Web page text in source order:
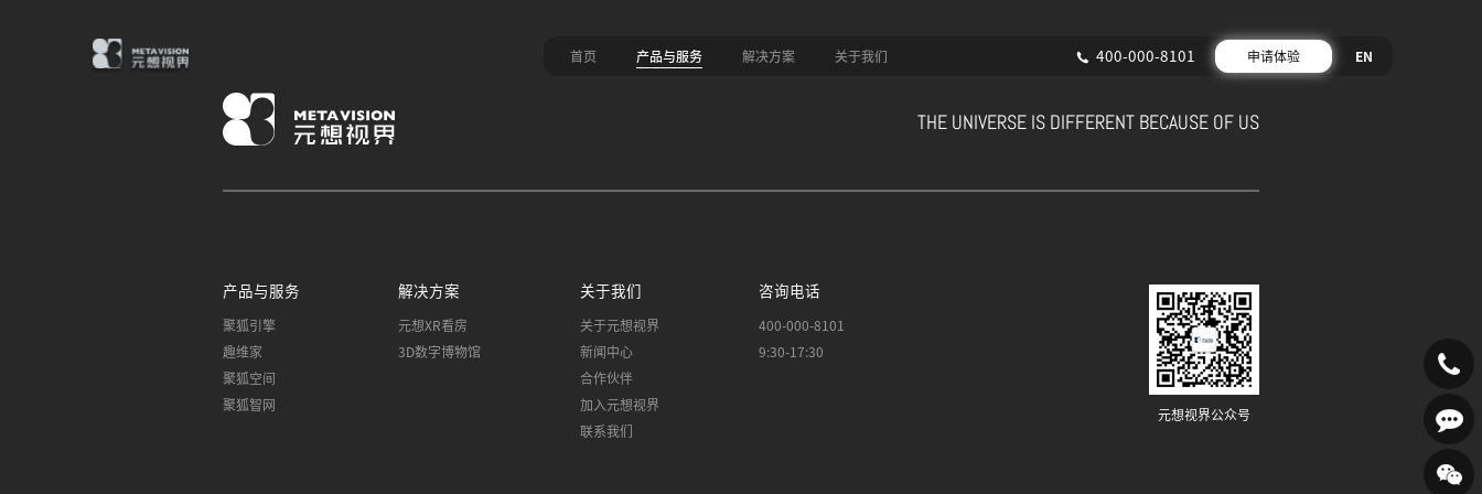
首页 产品与服务 解决方案 关于我们 400-000-8101 申请体验 EN
THE UNIVERSE IS DIFFERENT BECAUSE OF US
产品与服务
聚狐引擎
趣维家
聚狐空间
聚狐智网
解决方案
元想XR看房
3D数字博物馆
关于我们
关于元想视界
新闻中心
合作伙伴
加入元想视界
联系我们
咨询电话
400-000-8101
9:30-17:30
元想视界公众号 400-
000-
在线咨询